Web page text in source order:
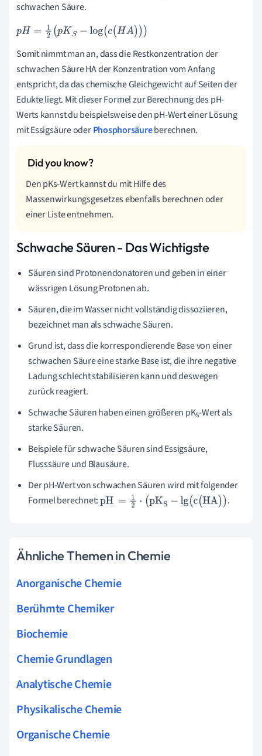
schwachen Säure.
pH= 12( pKS-log(c(H A)))
Somit nimmt man an, dass die Restkonzentration der
schwachen Säure HA der Konzentration vom Anfang
entspricht, da das chemische Gleichgewicht auf Seiten der
Edukte liegt. Mit dieser Formel zur Berechnung des pH-
Werts kannst du beispielsweise den pH-Wert einer Lösung
mit Essigsäure oderPhosphorsäureberechnen.
Den pKs-Wert kannst du mit Hilfe des
Massenwirkungsgesetzes ebenfalls berechnen oder
einer Liste entnehmen.
Schwache Säuren - Das Wichtigste
Säuren sind Protonendonatoren und geben in einer
wässrigen Lösung Protonen ab.
Säuren, die im Wasser nicht vollständig dissoziieren,
bezeichnet man als schwache Säuren.
Grund ist, dass die korrespondierende Base von einer
schwachen Säure eine starke Base ist, die ihre negative
Ladung schlecht stabilisieren kann und deswegen
zurück reagiert.
Schwache Säuren haben einen größeren pKS-Wert als
starke Säuren.
Beispiele für schwache Säuren sind Essigsäure,
Flusssäure und Blausäure.
Der pH-Wert von schwachen Säuren wird mit folgender
Formel berechnet:pH= 12· pKS -lg(c(HA)) .
Ähnliche Themen in Chemie
Anorganische Chemie
Berühmte Chemiker
Biochemie
Chemie Grundlagen
Analytische Chemie
Physikalische Chemie
Organische Chemie